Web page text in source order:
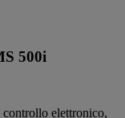
500i
controllo elettronico,